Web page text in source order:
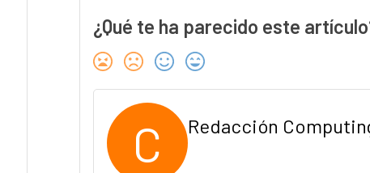
¿Qué te ha parecido este
C Redacción